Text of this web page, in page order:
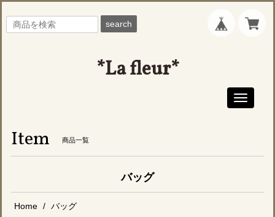
search
*La fleur*
Toggle
Item 商品一覧
バッグ
Home バッグ